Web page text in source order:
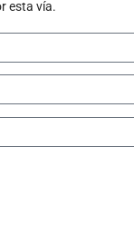
esta vía.